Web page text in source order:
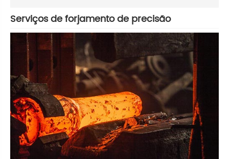
Serviços de forjamento de precisão